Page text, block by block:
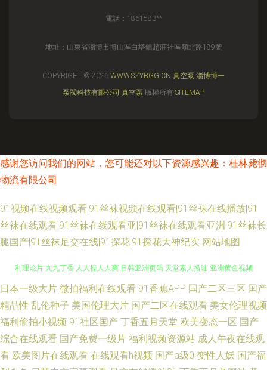
電話：1861583**
地址：山東省淄博市博山區白塔鎮趙莊社區顏北路189號
COPYRIGHT © 2026 WWW.SZYBGG.CN 真空泵 淄博博一
泵閥科技有限公司 真空泵 版權所有 SITEMAP
感谢您访问我们的网站，您可能还对以下资源感兴趣：桂林毙彻
物流有限公司
91视频在线视频观看|91丝袜视频在线观看|91丝袜在线播放|91
丝袜在线观看|91丝袜在线观看亚|91丝袜在线观看亚洲|91丝袜长
腿国产|91丝袜足交在线|91探花|91探花大神纪实 网站地图
91美女爆插福利 人妻福利偷拍 51精品在线 91蝌蚪色九色老逼 俺去y俺去 福
利理论片 九九丁香 人人操人人爽 日韩亚洲页码 天堂素人搭讪 亚洲黄色视频
日本一级大片 微拍福利在线观看 91香蕉APP 国产二区三区 国产
精品性 乱伦种子 美国伦理大片 国产二区在线观看 美女伦理视频
福利偷拍小视频 91社区国产 丁香五月天堂 欧美变态一区 国产
综合在线观看 国产免费一级片 福利视频资源站 成人午夜在线观
看 欧美图片在线观看 在线观看h视频 国产a级0 变性人妖 国产福